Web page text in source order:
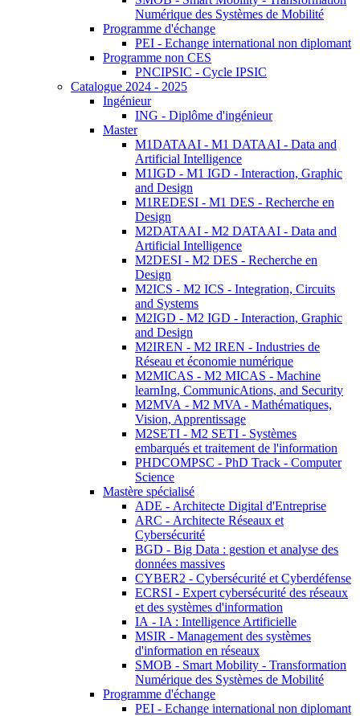
Numérique des Systèmes de Mobilité
Programme d'échange
PEI - Echange international non diplomant
Programme non CES
PNCIPSIC - Cycle IPSIC
Catalogue 2024 - 2025
Ingénieur
ING - Diplôme d'ingénieur
Master
M1DATAAI - M1 DATAAI - Data and
Artificial Intelligence
M1IGD - M1 IGD - Interaction, Graphic
and Design
M1REDESI - M1 DES - Recherche en
Design
M2DATAAI - M2 DATAAI - Data and
Artificial Intelligence
M2DESI - M2 DES - Recherche en
Design
M2ICS - M2 ICS - Integration, Circuits
and Systems
M2IGD - M2 IGD - Interaction, Graphic
and Design
M2IREN - M2 IREN - Industries de
Réseau et économie numérique
M2MICAS - M2 MICAS - Machine
learnIng, CommunicAtions, and Security
M2MVA - M2 MVA - Mathématiques,
Vision, Apprentissage
M2SETI - M2 SETI - Systèmes
embarqués et traitement de l'information
PHDCOMPSC - PhD Track - Computer
Science
Mastère spécialisé
ADE - Architecte Digital d'Entreprise
ARC - Architecte Réseaux et
Cybersécurité
BGD - Big Data : gestion et analyse des
données massives
CYBER2 - Cybersécurité et Cyberdéfense
ECRSI - Expert cybersécurité des réseaux
et des systèmes d'information
IA - IA : Intelligence Artificielle
MSIR - Management des systèmes
d'information en réseaux
SMOB - Smart Mobility - Transformation
Numérique des Systèmes de Mobilité
Programme d'échange
PEI - Echange international non diplomant